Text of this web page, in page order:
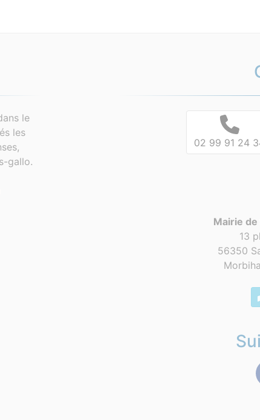
le
les
gallo.
02 99 91 24
Mairie
13
56350